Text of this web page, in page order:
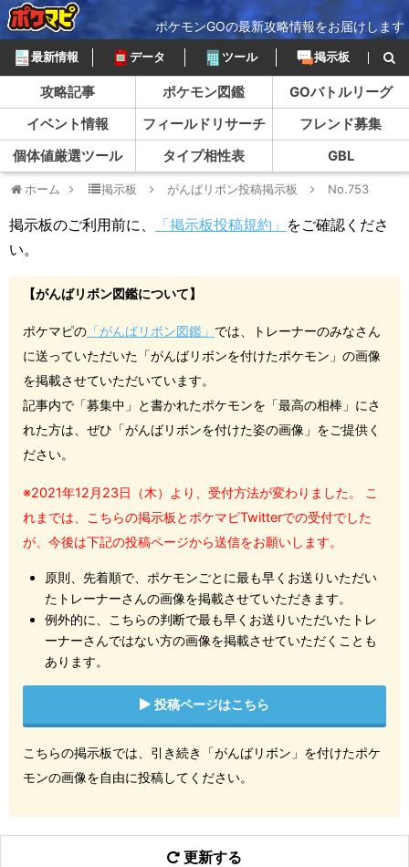
ポケモンGOの最新攻略情報をお届けします
最新情報 データ ツール 掲示板
攻略記事 ポケモン図鑑
GOバトルリーグ
イベント情報
フィールドリサーチ
フレンド募集
個体値厳選ツール
タイプ相性表 GBL
ホーム 掲示板 がんばリボン投稿掲示板 No.753
掲示板のご利用前に、 「掲示板投稿規約」 をご確認くださ
い。
【がんばリボン図鑑について】
ポケマピの 「がんばリボン図鑑」 では、トレーナーのみなさん
に送っていただいた「がんばリボンを付けたポケモン」の画像
を掲載させていただいています。
記事内で「募集中」と書かれたポケモンを「最高の相棒」にさ
れた方は、ぜひ「がんばリボンを付けた姿の画像」をご提供く
ださい。
※2021年12月23日（木）より、受付方法が変わりました。 こ
れまでは、こちらの掲示板とポケマピTwitterでの受付でした
が、今後は下記の投稿ページから送信をお願いします。
原則、先着順で、ポケモンごとに最も早くお送りいただい
たトレーナーさんの画像を掲載させていただきます。
例外的に、こちらの判断で最も早くお送りいただいたトレ
ーナーさんではない方の画像を掲載させていただくことも
あります。
投稿ページはこちら
こちらの掲示板では、引き続き「がんばリボン」を付けたポケ
モンの画像を自由に投稿してください。
更新する